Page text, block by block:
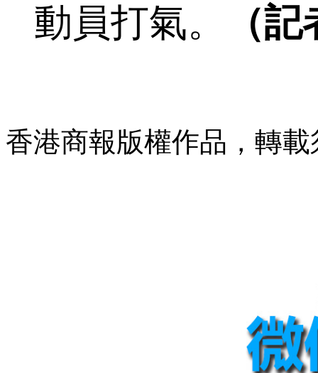
動員打氣。
（
香港商報版權作品，轉